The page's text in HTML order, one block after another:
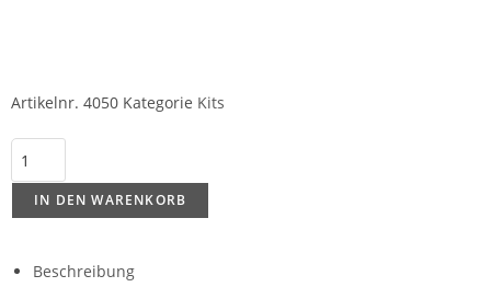
Artikelnr. 4050 Kategorie Kits
IN DEN WARENKORB
Beschreibung